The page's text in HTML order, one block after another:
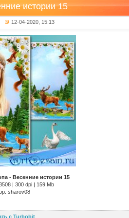
истории 15
12-04-2020, 15:13
- Весенние истории 15
| 300 dpi | 159 Mb
sharov08
с Turbobit